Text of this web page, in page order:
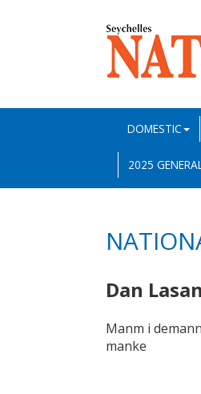
DOMESTIC
2025
Dan
Manm i
manke